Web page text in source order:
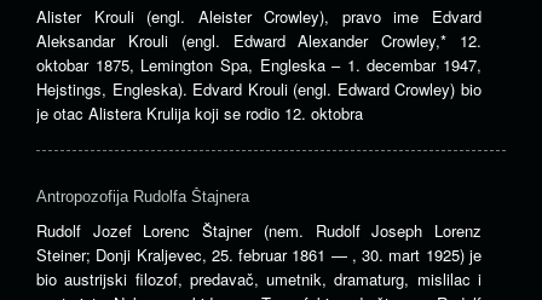
Alister Krouli (engl. Aleister Crowley), pravo ime Edvard
Aleksandar Krouli (engl. Edward Alexander Crowley,* 12.
oktobar 1875, Lemington Spa, Engleska – 1. decembar 1947,
Hejstings, Engleska). Edvard Krouli (engl. Edward Crowley) bio
je otac Alistera Krulija koji se rodio 12. oktobra
Antropozofija Rudolfa Štajnera
Rudolf Jozef Lorenc Štajner (nem. Rudolf Joseph Lorenz
Steiner; Donji Kraljevec, 25. februar 1861 — , 30. mart 1925) je
bio austrijski filozof, predavač, umetnik, dramaturg, mislilac i